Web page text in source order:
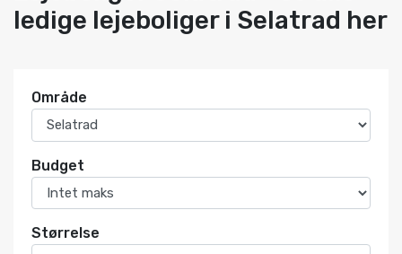
ledige lejeboliger i Selatrad her
Område
Budget
Størrelse